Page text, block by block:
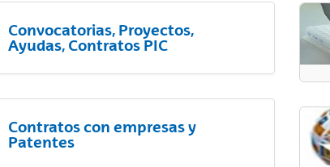
Convocatorias, Proyectos,
Ayudas, Contratos PIC
Contratos con empresas y
Patentes